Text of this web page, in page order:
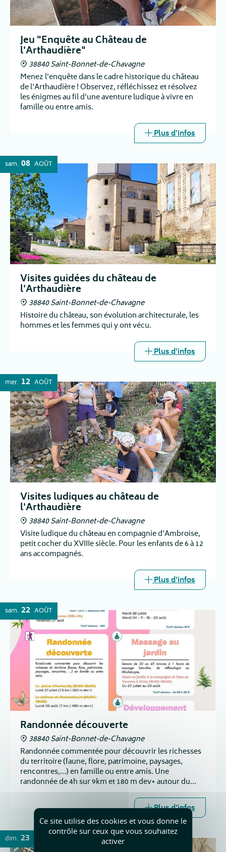
Jeu "Enquête au Château de
l'Arthaudière"
38840 Saint-Bonnet-de-Chavagne
Menez l'enquête dans le cadre historique du château
de l'Arthaudière ! Observez, réfléchissez et résolvez
les énigmes au fil d'une aventure ludique à vivre en
famille ou entre amis.
Plus d'infos
sam. 08 AOÛT
Visites guidées du château de
l'Arthaudière
38840 Saint-Bonnet-de-Chavagne
Histoire du château, son évolution architecturale, les
hommes et les femmes qui y ont vécu.
Plus d'infos
mer. 12 AOÛT
Visites ludiques au château de
l'Arthaudière
38840 Saint-Bonnet-de-Chavagne
Visite ludique du château en compagnie d'Ambroise,
petit cocher du XVIIIe siècle. Pour les enfants de 6 à 12
ans accompagnés.
Plus d'infos
sam. 22 AOÛT
Randonnée découverte
38840 Saint-Bonnet-de-Chavagne
Randonnée commentée pour découvrir les richesses
du territoire (faune, flore, patrimoine, paysages,
rencontres,...) en famille ou entre amis. Une
randonnée de 4h sur 9km et 180 m dev+ autour du
château de l'Arthaudière et du village.
Plus d'infos
dim. 23
Ce site utilise des cookies et vous donne le
contrôle sur ceux que vous souhaitez
activer